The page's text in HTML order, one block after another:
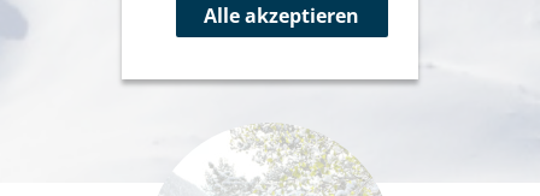
Alle akzeptieren